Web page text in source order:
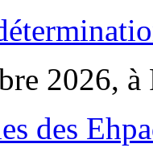
2026, à
des